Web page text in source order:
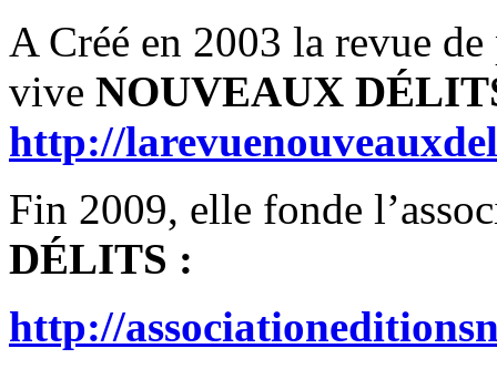
A Créé en 2003 la revue de
vive NOUVEAUX
http://
Fin 2009, elle fonde
DÉLITS :
http://